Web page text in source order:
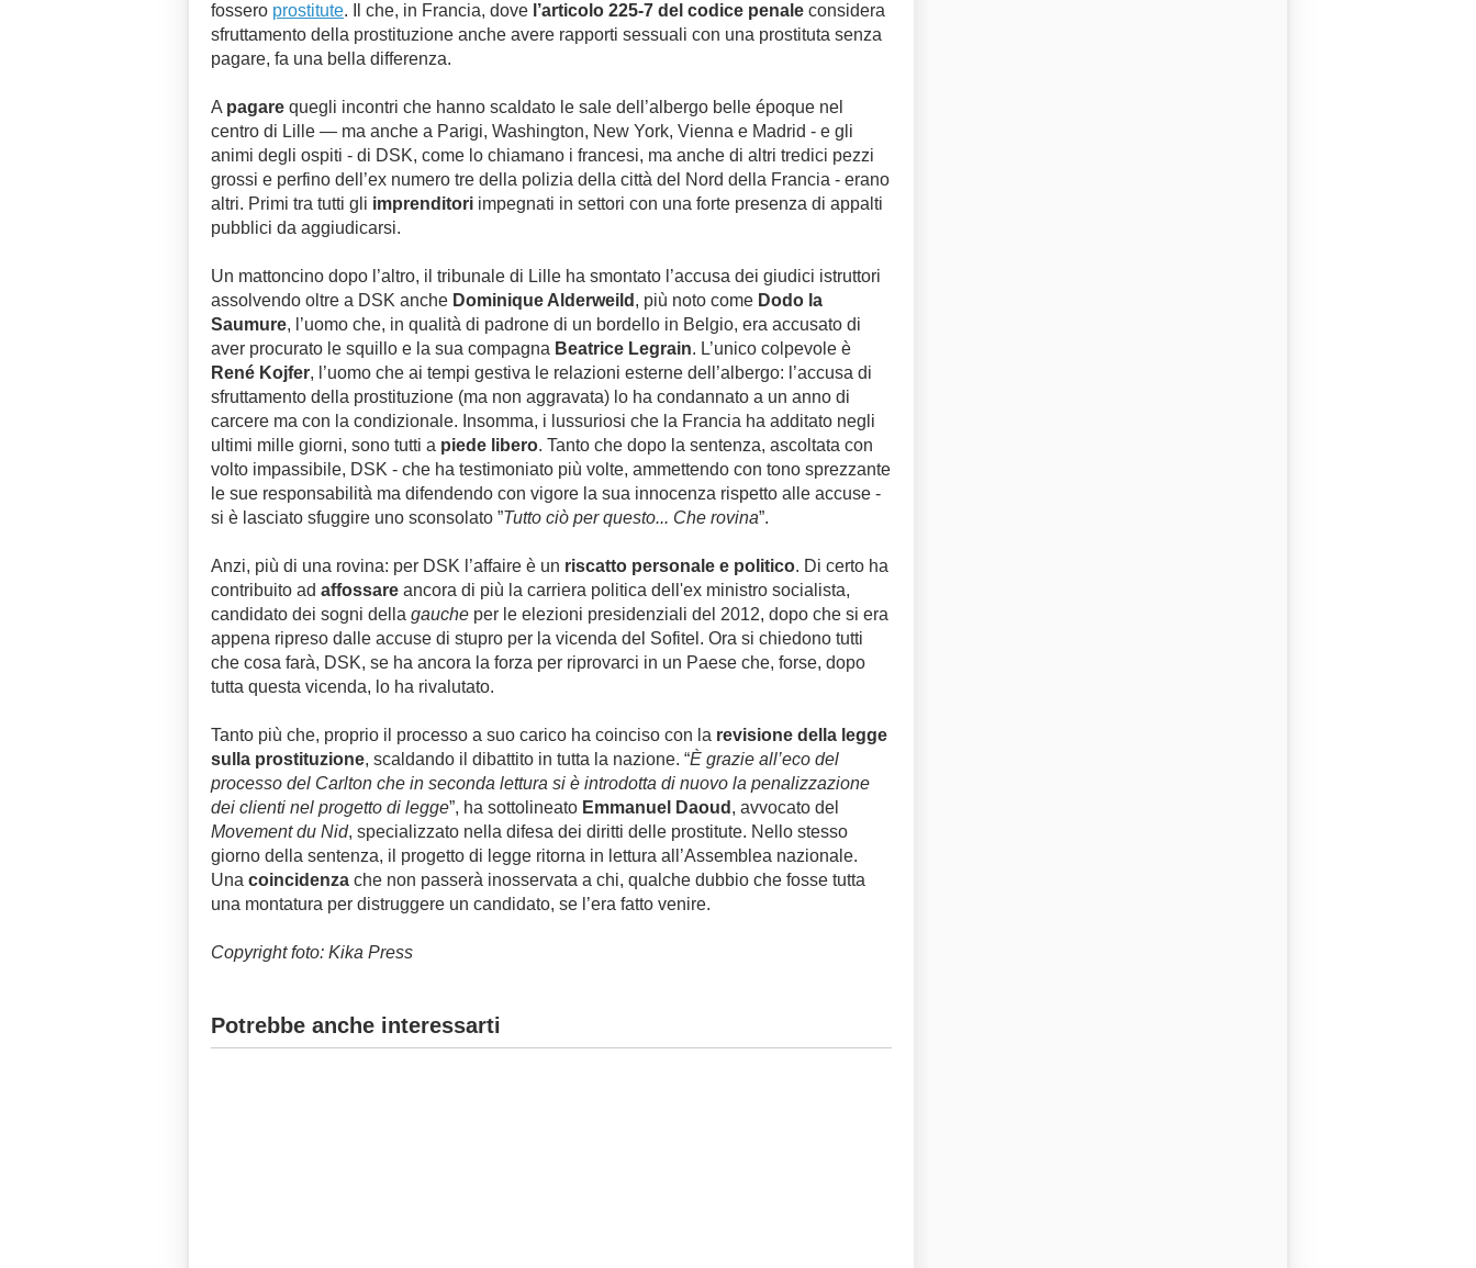
fossero prostitute. Il che, in Francia, dove l’articolo 225-7 del codice penale considera
sfruttamento della prostituzione anche avere rapporti sessuali con una prostituta senza
pagare, fa una bella differenza.
A pagare quegli incontri che hanno scaldato le sale dell’albergo belle époque nel
centro di Lille — ma anche a Parigi, Washington, New York, Vienna e Madrid - e gli
animi degli ospiti - di DSK, come lo chiamano i francesi, ma anche di altri tredici pezzi
grossi e perfino dell’ex numero tre della polizia della città del Nord della Francia - erano
altri. Primi tra tutti gli imprenditori impegnati in settori con una forte presenza di appalti
pubblici da aggiudicarsi.
Un mattoncino dopo l’altro, il tribunale di Lille ha smontato l’accusa dei giudici istruttori
assolvendo oltre a DSK anche Dominique Alderweild , più noto come Dodo la
Saumure, l’uomo che, in qualità di padrone di un bordello in Belgio, era accusato di
aver procurato le squillo e la sua compagna Beatrice Legrain. L’unico colpevole è
René Kojfer, l’uomo che ai tempi gestiva le relazioni esterne dell’albergo: l’accusa di
sfruttamento della prostituzione (ma non aggravata) lo ha condannato a un anno di
carcere ma con la condizionale. Insomma, i lussuriosi che la Francia ha additato negli
ultimi mille giorni, sono tutti a piede libero. Tanto che dopo la sentenza, ascoltata con
volto impassibile, DSK - che ha testimoniato più volte, ammettendo con tono sprezzante
le sue responsabilità ma difendendo con vigore la sua innocenza rispetto alle accuse -
si è lasciato sfuggire uno sconsolato ”Tutto ciò per questo... Che rovina”.
Anzi, più di una rovina: per DSK l’affaire è un riscatto personale e politico. Di certo ha
contribuito ad affossare ancora di più la carriera politica dell'ex ministro socialista,
candidato dei sogni della gauche per le elezioni presidenziali del 2012, dopo che si era
appena ripreso dalle accuse di stupro per la vicenda del Sofitel. Ora si chiedono tutti
che cosa farà, DSK, se ha ancora la forza per riprovarci in un Paese che, forse, dopo
tutta questa vicenda, lo ha rivalutato.
Tanto più che, proprio il processo a suo carico ha coinciso con la revisione della legge
sulla prostituzione, scaldando il dibattito in tutta la nazione. “È grazie all’eco del
processo del Carlton che in seconda lettura si è introdotta di nuovo la penalizzazione
dei clienti nel progetto di legge”, ha sottolineato Emmanuel Daoud , avvocato del
Movement du Nid, specializzato nella difesa dei diritti delle prostitute. Nello stesso
giorno della sentenza, il progetto di legge ritorna in lettura all’Assemblea nazionale.
Una coincidenza che non passerà inosservata a chi, qualche dubbio che fosse tutta
una montatura per distruggere un candidato, se l’era fatto venire.
Copyright foto: Kika Press
Potrebbe anche interessarti